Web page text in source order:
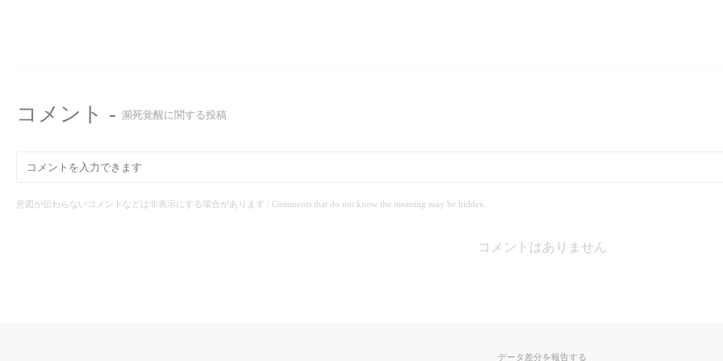
コメント - 瀕死覚醒に関する投稿
意図が伝わらないコメントなどは非表示にする場合があります / Comments that do not know the meaning may be hidden.
コメントはありません
データ差分を報告する